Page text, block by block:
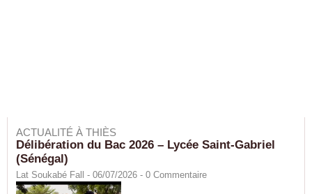
ACTUALITÉ À THIÈS
Délibération du Bac 2026 – Lycée Saint-Gabriel
(Sénégal)
Lat Soukabé Fall - 06/07/2026 - 0 Commentaire